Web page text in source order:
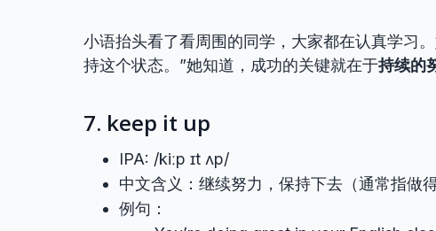
小语抬头看了看周围的同学，大家都在认真学习
持这个状态。”她知道，成功的关键就在于持续的
7. keep it up
IPA: /kiːp ɪt ʌp/
中文含义：继续努力，保持下去（通常指做
例句：